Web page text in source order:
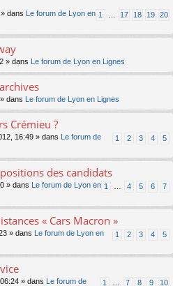
1 17 18 19 20
dans
Le forum de Lyon en
» dans Le forum de Lyon en Lignes
dans Le forum de Lyon en Lignes
Crémieu ?
1 2 3 4 5
16:49 » dans
Le forum de
des candidats
1 4 5 6 7
» dans
Le forum de Lyon en
« Cars Macron »
1 2 3 4 5
» dans
Le forum de Lyon en
1 7 8 9 10
» dans
Le forum de